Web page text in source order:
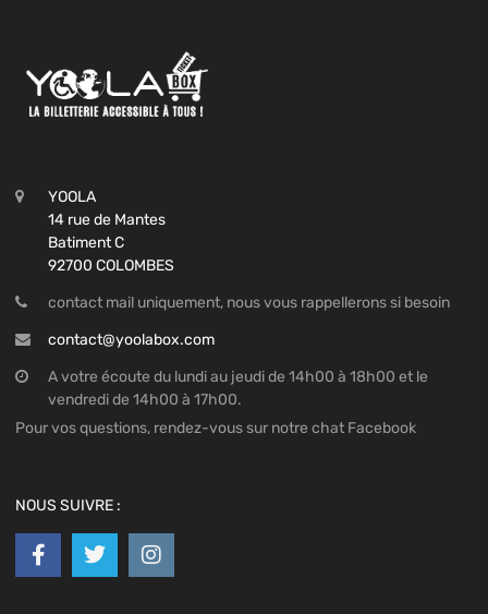
YOOLA
14 rue de Mantes
Batiment C
92700 COLOMBES
contact mail uniquement, nous vous rappellerons si besoin
contact@yoolabox.com
A votre écoute du lundi au jeudi de 14h00 à 18h00 et le
vendredi de 14h00 à 17h00.
Pour vos questions, rendez-vous sur notre chat Facebook
NOUS SUIVRE :